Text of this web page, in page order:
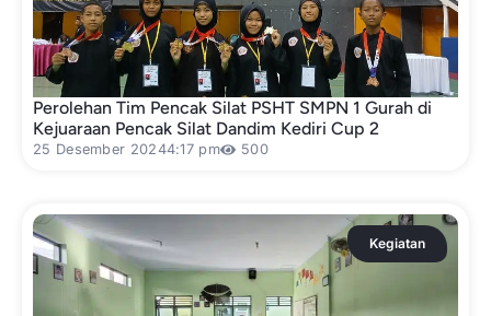
Perolehan Tim Pencak Silat PSHT SMPN 1 Gurah di
Kejuaraan Pencak Silat Dandim Kediri Cup 2
25 Desember 20244:17 pm 500
Kegiatan